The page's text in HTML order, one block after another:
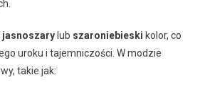
jasnoszarylub szaroniebieski kolor, co
uroku i tajemniczości. W modzie
takie jak: